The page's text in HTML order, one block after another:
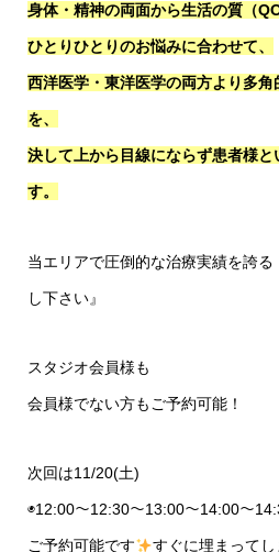
身体・精神の両面から生活の質（
ひとりひとりのお悩みに合わせて、
西洋医学・東洋医学の両方より多角
を、
決して上から目線にならず患者様と
す。
当エリアで圧倒的な治療実績を誇
し下さい』
スタジオ会員様も
会員様でない方もご予約可能！
次回は11/20(土)
◉12:00〜12:30〜13:00〜14:00〜
ご予約可能です すぐに埋まって